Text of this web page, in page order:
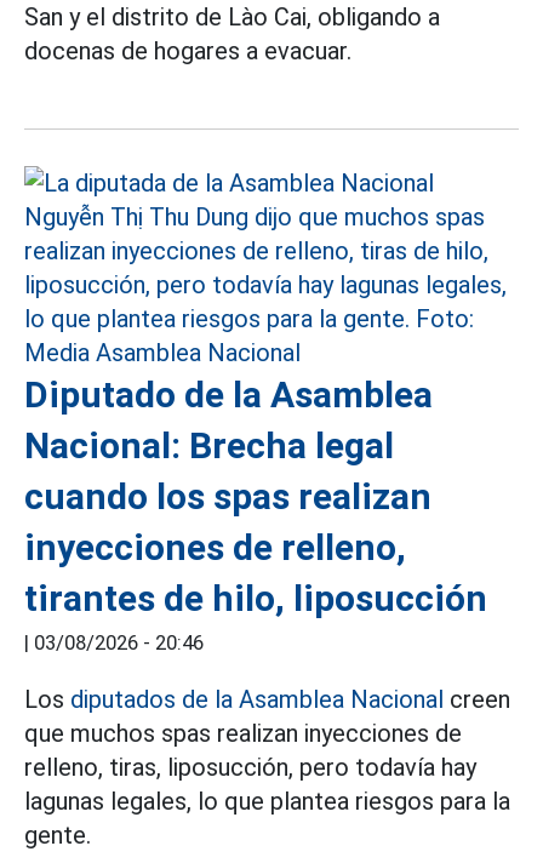
San y el distrito de Lào Cai, obligando a
docenas de hogares a evacuar.
Diputado de la Asamblea
Nacional: Brecha legal
cuando los spas realizan
inyecciones de relleno,
tirantes de hilo, liposucción
| 03/08/2026 - 20:46
Los diputados de la Asamblea Nacional creen
que muchos spas realizan inyecciones de
relleno, tiras, liposucción, pero todavía hay
lagunas legales, lo que plantea riesgos para la
gente.